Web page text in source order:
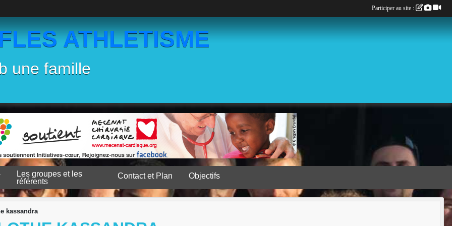
ATHLETISME
une famille
Les groupes et les
référents
Contact et Plan Objectifs
kassandra
Participer au site :